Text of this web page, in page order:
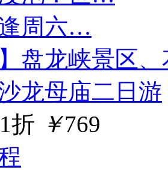
逢周六…
】盘龙峡景区
龙母庙二日游
折 ￥769